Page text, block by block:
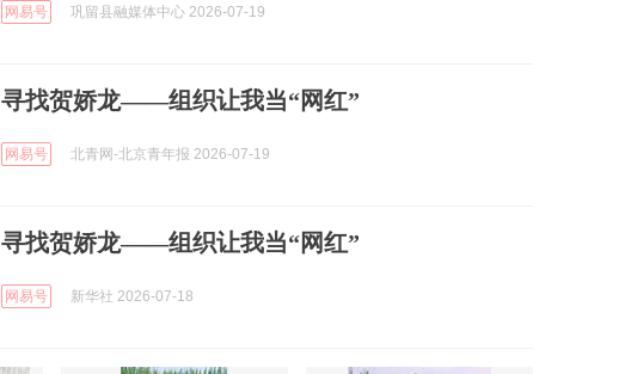
网易号 巩留县融媒体中心 2026-07-19
寻找贺娇龙——组织让我当“网红”
网易号 北青网-北京青年报 2026-07-19
寻找贺娇龙——组织让我当“网红”
网易号 新华社 2026-07-18